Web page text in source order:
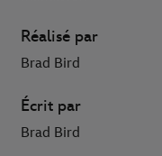
Réalisé par
Brad Bird
Écrit par
Brad Bird